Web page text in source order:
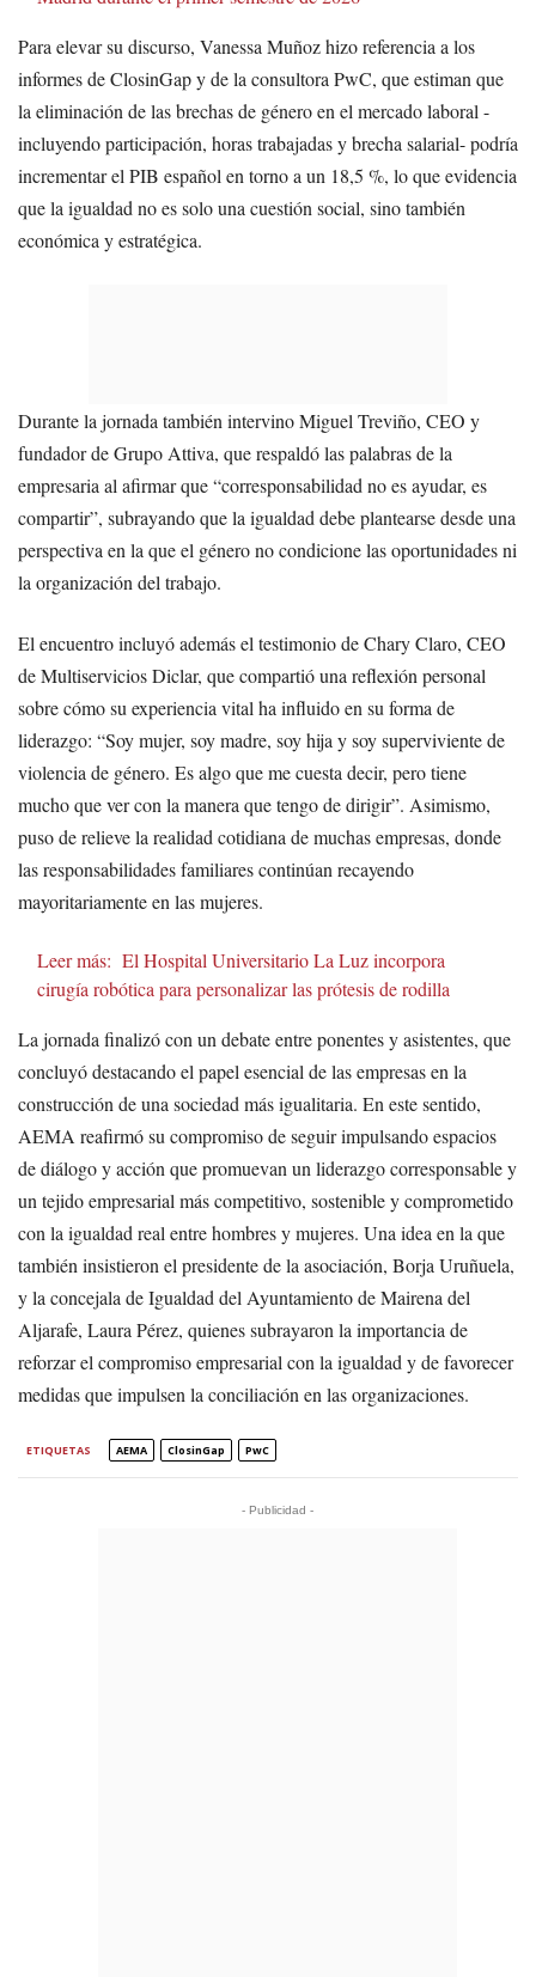
Para elevar su discurso, Vanessa Muñoz hizo referencia a los
informes de ClosinGap y de la consultora PwC, que estiman que
la eliminación de las brechas de género en el mercado laboral -
incluyendo participación, horas trabajadas y brecha salarial- podría
incrementar el PIB español en torno a un 18,5 %, lo que evidencia
que la igualdad no es solo una cuestión social, sino también
económica y estratégica.
Durante la jornada también intervino Miguel Treviño, CEO y
fundador de Grupo Attiva, que respaldó las palabras de la
empresaria al afirmar que “corresponsabilidad no es ayudar, es
compartir”, subrayando que la igualdad debe plantearse desde una
perspectiva en la que el género no condicione las oportunidades ni
la organización del trabajo.
El encuentro incluyó además el testimonio de Chary Claro, CEO
de Multiservicios Diclar, que compartió una reflexión personal
sobre cómo su experiencia vital ha influido en su forma de
liderazgo: “Soy mujer, soy madre, soy hija y soy superviviente de
violencia de género. Es algo que me cuesta decir, pero tiene
mucho que ver con la manera que tengo de dirigir”. Asimismo,
puso de relieve la realidad cotidiana de muchas empresas, donde
las responsabilidades familiares continúan recayendo
mayoritariamente en las mujeres.
Leer más: El Hospital Universitario La Luz incorpora
cirugía robótica para personalizar las prótesis de rodilla
La jornada finalizó con un debate entre ponentes y asistentes, que
concluyó destacando el papel esencial de las empresas en la
construcción de una sociedad más igualitaria. En este sentido,
AEMA reafirmó su compromiso de seguir impulsando espacios
de diálogo y acción que promuevan un liderazgo corresponsable y
un tejido empresarial más competitivo, sostenible y comprometido
con la igualdad real entre hombres y mujeres. Una idea en la que
también insistieron el presidente de la asociación, Borja Uruñuela,
y la concejala de Igualdad del Ayuntamiento de Mairena del
Aljarafe, Laura Pérez, quienes subrayaron la importancia de
reforzar el compromiso empresarial con la igualdad y de favorecer
medidas que impulsen la conciliación en las organizaciones.
ETIQUETAS AEMA ClosinGap PwC
- Publicidad -